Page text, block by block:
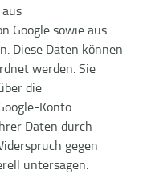
Google sowie aus
Diese Daten können
werden. Sie
die
Konto
Daten durch
gegen
untersagen.